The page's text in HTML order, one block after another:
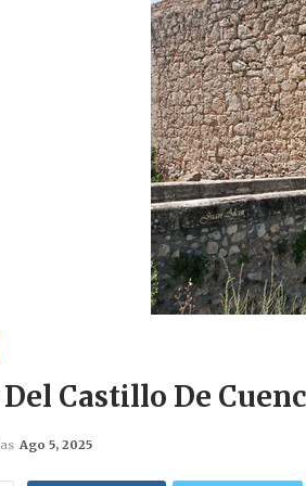
Castillo De
Ago 5, 2025